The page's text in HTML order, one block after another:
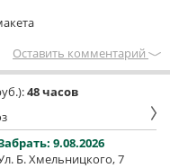
Оставить комментарий
48 часов
9.08.2026
Б. Хмельницкого, 7